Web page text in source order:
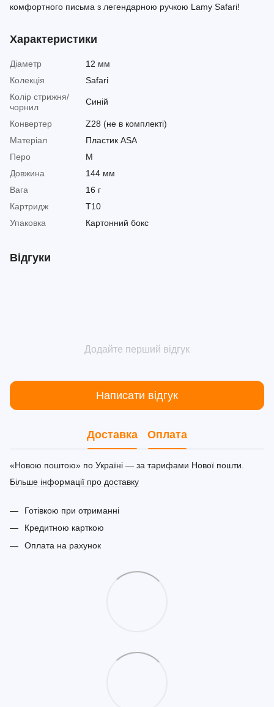
комфортного письма з легендарною ручкою Lamy Safari!
Характеристики
Діаметр
12 мм
Колекція
Safari
Колір стрижня/
чорнил
Синій
Конвертер
Z28 (не в комплекті)
Матеріал
Пластик ASA
Перо
M
Довжина
144 мм
Вага
16 г
Картридж
T10
Упаковка
Картонний бокс
Відгуки
Додайте перший відгук
Написати відгук
Доставка Оплата
«Новою поштою» по Україні — за тарифами Нової пошти.
Більше інформації про доставку
Готівкою при отриманні
Кредитною карткою
Оплата на рахунок